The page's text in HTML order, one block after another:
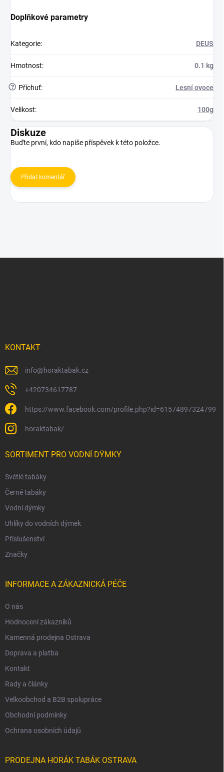
Doplňkové parametry
Kategorie: DEUS
Hmotnost: 0.1 kg
? Příchuť: Lesní ovoce
Velikost: 100g
Diskuze
Buďte první, kdo napíše příspěvek k této položce.
Přidat komentář
KONTAKT
info@horaktabak.cz
+420734617787
https://www.facebook.com/profile.php?id=61574897324799
horaktabak/
SORTIMENT PRO VODNÍ DÝMKY
Světlé tabáky
Černé tabáky
Vodní dýmky
Uhlíky do vodních dýmek
Příslušenství
Značky
INFORMACE A ZÁKAZNICKÁ PÉČE
O nás
Hodnocení zákazníků
Kamenná prodejna Ostrava
Doprava a platba
Kontakt
Rady a články
Velkoobchod a B2B spolupráce
Obchodní podmínky
Ochrana osobních údajů
PRODEJNA HORÁK TABÁK OSTRAVA